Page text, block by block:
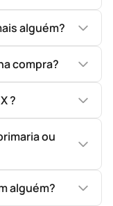
alguém?
compra?
?
ou
alguém?